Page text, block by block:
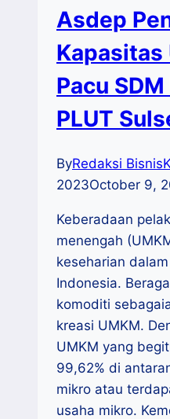
Asdep
Kapasitas
Pacu
PLUT
ByRedaksi
2023October 9,
Keberadaan
menengah
keseharian
Indonesia.
komoditi
kreasi UMKM.
UMKM yang
99,62% di
mikro atau
usaha mikro.